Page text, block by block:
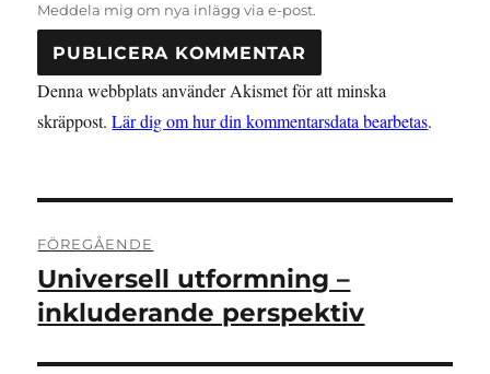
Meddela mig om nya inlägg via e-post.
Denna webbplats använder Akismet för att minska
skräppost.Lär dig om hur din kommentarsdata bearbetas.
FÖREGÅENDE
Föregående
inlägg:
Universell utformning –
inkluderande perspektiv